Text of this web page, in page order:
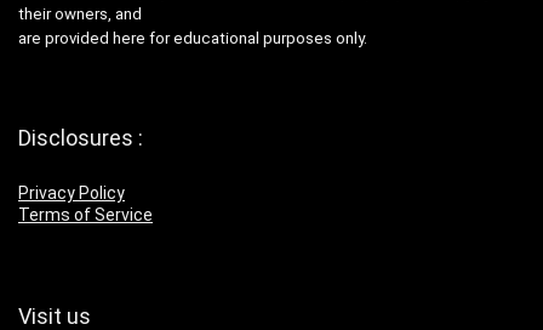
their owners, and
are provided here for educational purposes only.
Disclosures :
Privacy Policy
Terms of Service
Visit us